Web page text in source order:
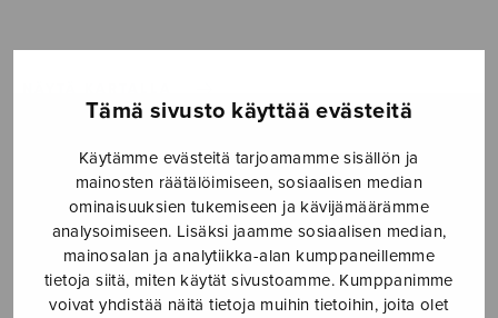
Tämä sivusto käyttää evästeitä
Käytämme evästeitä tarjoamamme sisällön ja
mainosten räätälöimiseen, sosiaalisen median
ominaisuuksien tukemiseen ja kävijämäärämme
analysoimiseen. Lisäksi jaamme sosiaalisen median,
mainosalan ja analytiikka-alan kumppaneillemme
tietoja siitä, miten käytät sivustoamme. Kumppanimme
voivat yhdistää näitä tietoja muihin tietoihin, joita olet
kipinöitä